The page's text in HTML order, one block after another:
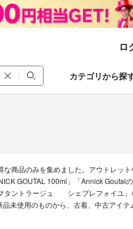
ロ
カテゴリから探
商品のみを集めました。アウトレッ
GOUTAL 100ml」「Annick Goutal
トラージュ シェブレフォイユ」な
未使用のものから、古着、中古アイ